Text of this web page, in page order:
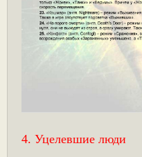
4. Уцелевшие люди